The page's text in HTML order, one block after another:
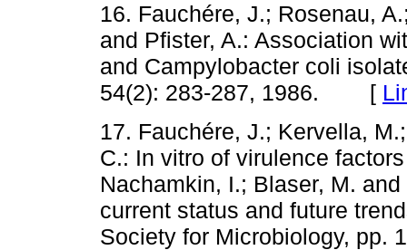
16. Fauchére, J.; Rosenau,
and Pfister, A.: Association
and Campylobacter coli
54(2): 283-287, 1986. [
17. Fauchére, J.; Kervella,
C.: In vitro of virulence
Nachamkin, I.; Blaser, M.
current status and future
Society for Microbiology,